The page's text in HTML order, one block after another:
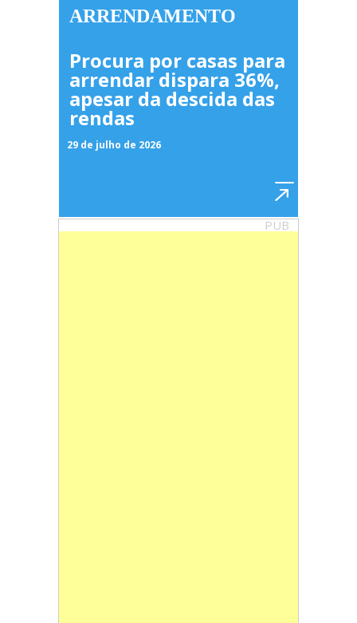
ARRENDAMENTO
Procura por casas para
arrendar dispara 36%,
apesar da descida das
rendas
29 de julho de 2026
PUB